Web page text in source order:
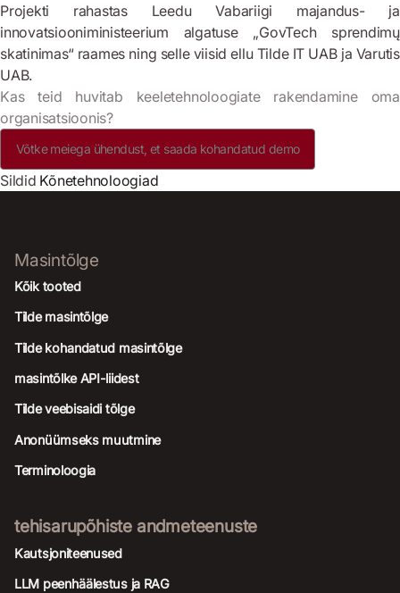
Projekti rahastas Leedu Vabariigi majandus- ja
innovatsiooniministeerium algatuse „GovTech sprendimų
skatinimas“ raames ning selle viisid ellu Tilde IT UAB ja Varutis
UAB.
Kas teid huvitab keeletehnoloogiate rakendamine oma
organisatsioonis?
Võtke meiega ühendust, et saada kohandatud demo
Sildid Kõnetehnoloogiad
Masintõlge
Kõik tooted
Tilde masintõlge
Tilde kohandatud masintõlge
masintõlke API-liidest
Tilde veebisaidi tõlge
Anonüümseks muutmine
Terminoloogia
tehisarupõhiste andmeteenuste
Kautsjoniteenused
LLM peenhäälestus ja RAG